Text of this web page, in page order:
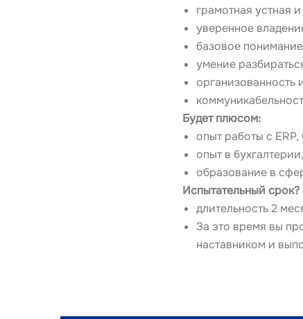
грамотная устная
уверенное
базовое
умение
организованность
Будет плюсом:
опыт работы с
опыт в
образование в
Испытательный срок?
длительность 2
За это время вы
наставником и